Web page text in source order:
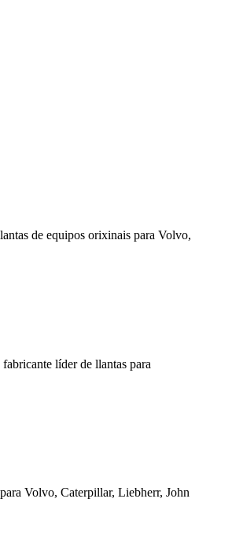
de equipos orixinais para Volvo,
líder de llantas para
Volvo, Caterpillar, Liebherr, John